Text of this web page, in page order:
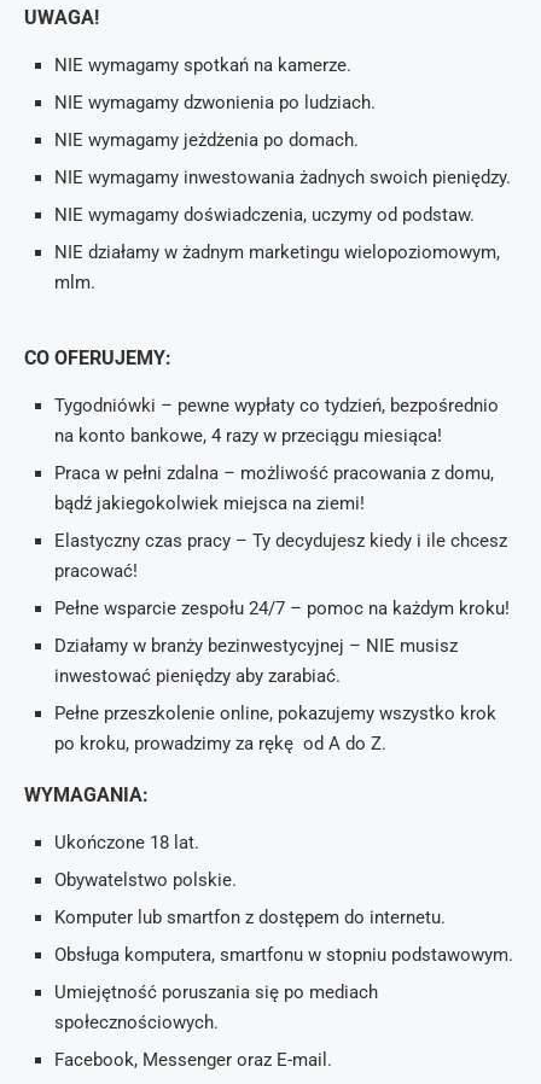
UWAGA!
NIE wymagamy spotkań na kamerze.
NIE wymagamy dzwonienia po ludziach.
NIE wymagamy jeżdżenia po domach.
NIE wymagamy inwestowania żadnych swoich pieniędzy.
NIE wymagamy doświadczenia, uczymy od podstaw.
NIE działamy w żadnym marketingu wielopoziomowym,
mlm.
CO OFERUJEMY:
Tygodniówki – pewne wypłaty co tydzień, bezpośrednio
na konto bankowe, 4 razy w przeciągu miesiąca!
Praca w pełni zdalna – możliwość pracowania z domu,
bądź jakiegokolwiek miejsca na ziemi!
Elastyczny czas pracy – Ty decydujesz kiedy i ile chcesz
pracować!
Pełne wsparcie zespołu 24/7 – pomoc na każdym kroku!
Działamy w branży bezinwestycyjnej – NIE musisz
inwestować pieniędzy aby zarabiać.
Pełne przeszkolenie online, pokazujemy wszystko krok
po kroku, prowadzimy za rękę od A do Z.
WYMAGANIA:
Ukończone 18 lat.
Obywatelstwo polskie.
Komputer lub smartfon z dostępem do internetu.
Obsługa komputera, smartfonu w stopniu podstawowym.
Umiejętność poruszania się po mediach
społecznościowych.
Facebook, Messenger oraz E-mail.